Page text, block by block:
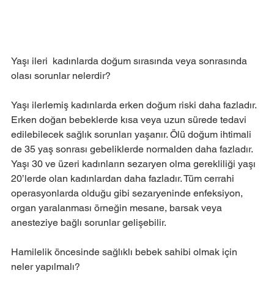
Yaşı ileri  kadınlarda doğum sırasında veya sonrasında
olası sorunlar nelerdir?
Yaşı ilerlemiş kadınlarda erken doğum riski daha fazladır.
Erken doğan bebeklerde kısa veya uzun sürede tedavi
edilebilecek sağlık sorunları yaşanır. Ölü doğum ihtimali
de 35 yaş sonrası gebeliklerde normalden daha fazladır.
Yaşı 30 ve üzeri kadınların sezaryen olma gerekliliği yaşı
20’lerde olan kadınlardan daha fazladır. Tüm cerrahi
operasyonlarda olduğu gibi sezaryeninde enfeksiyon,
organ yaralanması örneğin mesane, barsak veya
anesteziye bağlı sorunlar gelişebilir.
Hamilelik öncesinde sağlıklı bebek sahibi olmak için
neler yapılmalı?